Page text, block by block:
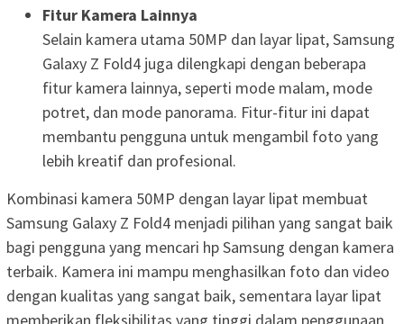
Fitur Kamera Lainnya
Selain kamera utama 50MP dan layar lipat, Samsung
Galaxy Z Fold4 juga dilengkapi dengan beberapa
fitur kamera lainnya, seperti mode malam, mode
potret, dan mode panorama. Fitur-fitur ini dapat
membantu pengguna untuk mengambil foto yang
lebih kreatif dan profesional.
Kombinasi kamera 50MP dengan layar lipat membuat
Samsung Galaxy Z Fold4 menjadi pilihan yang sangat baik
bagi pengguna yang mencari hp Samsung dengan kamera
terbaik. Kamera ini mampu menghasilkan foto dan video
dengan kualitas yang sangat baik, sementara layar lipat
memberikan fleksibilitas yang tinggi dalam penggunaan